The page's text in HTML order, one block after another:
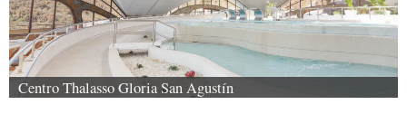
Centro Thalasso Gloria San Agustín